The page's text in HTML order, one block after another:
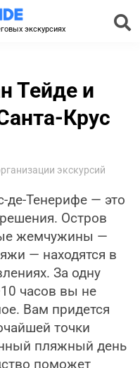
экскурсиях
Тейде и
Крус
экскурсий
де-Тенерифе — это
Остров
жемчужины —
— находятся в
За одну
часов вы не
Вам придется
точки
пляжный день
поможет